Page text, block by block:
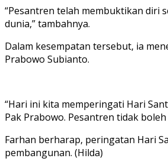
“Pesantren telah membuktikan diri
dunia,” tambahnya.
Dalam kesempatan tersebut, ia
Prabowo Subianto.
“Hari ini kita memperingati Hari
Pak Prabowo. Pesantren tidak
Farhan berharap, peringatan Hari
pembangunan. (Hilda)